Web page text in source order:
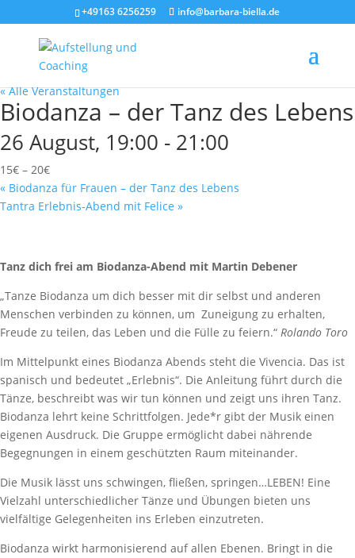
+49163 6256259 info@barbara-biella.de
« Alle Veranstaltungen
Biodanza – der Tanz des Lebens
26 August, 19:00 - 21:00
15€ – 20€
« Biodanza für Frauen – der Tanz des Lebens
Tantra Erlebnis-Abend mit Felice »
Tanz dich frei am Biodanza-Abend mit Martin Debener
„Tanze Biodanza um dich besser mit dir selbst und anderen
Menschen verbinden zu können, um Zuneigung zu erhalten,
Freude zu teilen, das Leben und die Fülle zu feiern.“ Rolando Toro
Im Mittelpunkt eines Biodanza Abends steht die Vivencia. Das ist
spanisch und bedeutet „Erlebnis“. Die Anleitung führt durch die
Tänze, beschreibt was wir tun können und zeigt uns ihren Tanz.
Biodanza lehrt keine Schrittfolgen. Jede*r gibt der Musik einen
eigenen Ausdruck. Die Gruppe ermöglicht dabei nährende
Begegnungen in einem geschützten Raum miteinander.
Die Musik lässt uns schwingen, fließen, springen…LEBEN! Eine
Vielzahl unterschiedlicher Tänze und Übungen bieten uns
vielfältige Gelegenheiten ins Erleben einzutreten.
Biodanza wirkt harmonisierend auf allen Ebenen. Bringt in die